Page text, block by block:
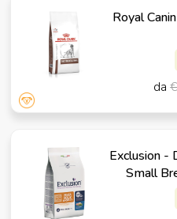
Royal
da
Exclusion -
Small